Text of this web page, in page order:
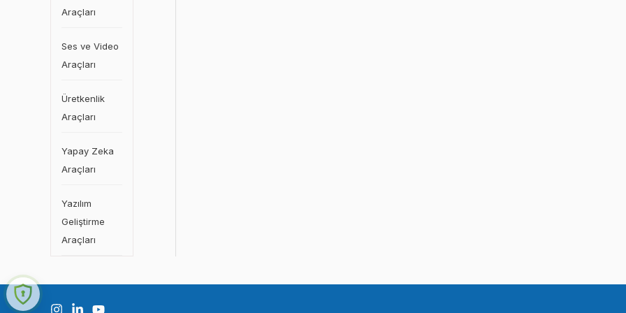
Araçları
Ses ve Video
Araçları
Üretkenlik
Araçları
Yapay Zeka
Araçları
Yazılım
Geliştirme
Araçları